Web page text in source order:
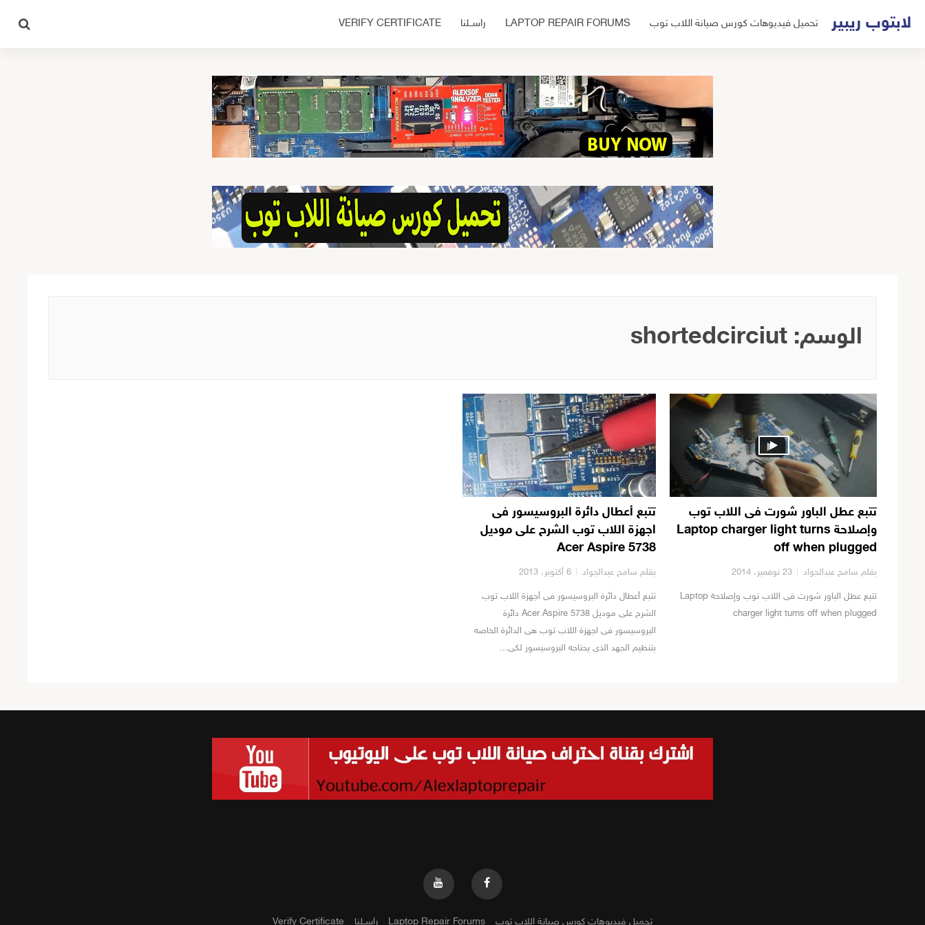
لابتوب ريبير تحميل فيديوهات كورس صيانة اللاب توب LAPTOP REPAIR FORUMS راســلنا VERIFY CERTIFICATE
الوسم:shortedcirciut
تتبع عطل الباور شورت فى اللاب توب
وإصلاحة Laptop charger light turns
off when plugged
بقلم سامح عبدالجواد 23 نوفمبر، 2014
تتبع عطل الباور شورت فى اللاب توب وإصلاحة Laptop
charger light turns off when plugged
تتبع أعطال دائرة البروسيسور فى
اجهزة اللاب توب الشرح على موديل
Acer Aspire 5738
بقلم سامح عبدالجواد 6 أكتوبر، 2013
تتبع أعطال دائرة البروسيسور فى أجهزة اللاب توب
الشرح على موديل Acer Aspire 5738 دائرة
البروسيسور فى اجهزة اللاب توب هى الدائرة الخاصه
بتنظيم الجهد الذى يحتاجه البروسيسور لكى...
تحميل فيديوهات كورس صيانة اللاب توب Laptop Repair Forums راســلنا Verify Certificate